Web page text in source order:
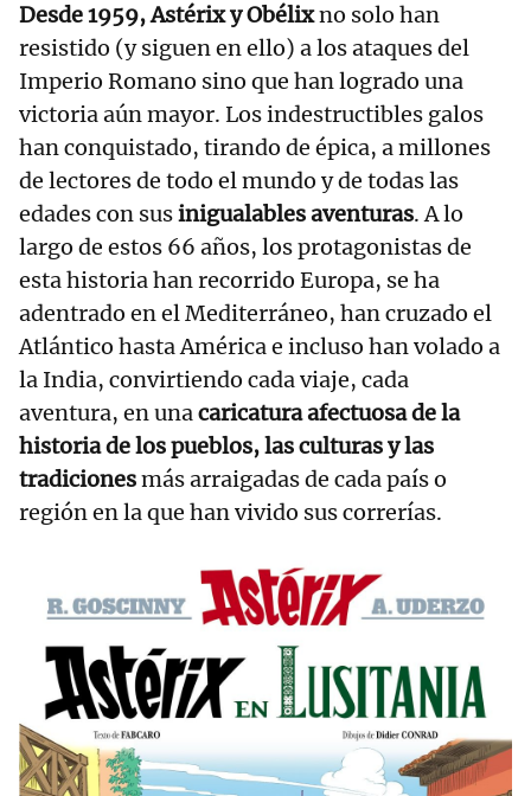
Desde 1959, Astérix y Obélixno solo han
resistido (y siguen en ello) a los ataques del
Imperio Romano sino que han logrado una
victoria aún mayor. Los indestructibles galos
han conquistado, tirando de épica, a millones
de lectores de todo el mundo y de todas las
edades con susinigualables aventuras. A lo
largo de estos 66 años, los protagonistas de
esta historia han recorrido Europa, se ha
adentrado en el Mediterráneo, han cruzado el
Atlántico hasta América e incluso han volado a
la India, convirtiendo cada viaje, cada
aventura, en unacaricatura afectuosa de la
historia de los pueblos, las culturas y las
tradicionesmás arraigadas de cada país o
región en la que han vivido sus correrías.